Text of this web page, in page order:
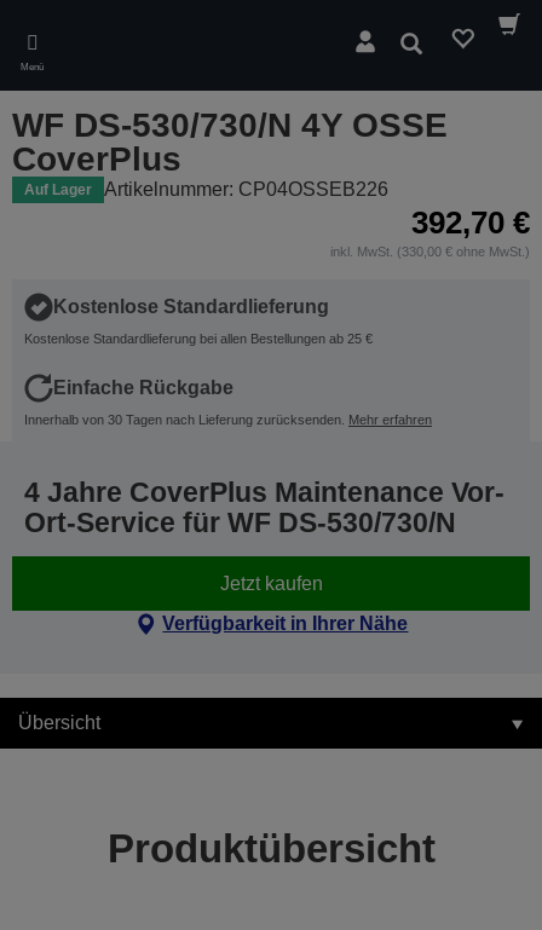
main
content
Menü
Suchen
WF DS-530/730/N 4Y OSSE
CoverPlus
Auf Lager Artikelnummer: CP04OSSEB226
392,70 €
inkl. MwSt. (330,00 € ohne MwSt.)
Kostenlose Standardlieferung
Kostenlose Standardlieferung bei allen Bestellungen ab 25 €
Einfache Rückgabe
Innerhalb von 30 Tagen nach Lieferung zurücksenden. Mehr erfahren
4 Jahre CoverPlus Maintenance Vor-
Ort-Service für WF DS-530/730/N
Jetzt kaufen
Verfügbarkeit in Ihrer Nähe
Übersicht
Produktübersicht